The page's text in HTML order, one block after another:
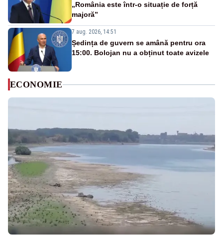
„România este într-o situație de forță
majoră”
7 aug. 2026, 14:51
Ședința de guvern se amână pentru ora
15:00. Bolojan nu a obținut toate avizele
ECONOMIE